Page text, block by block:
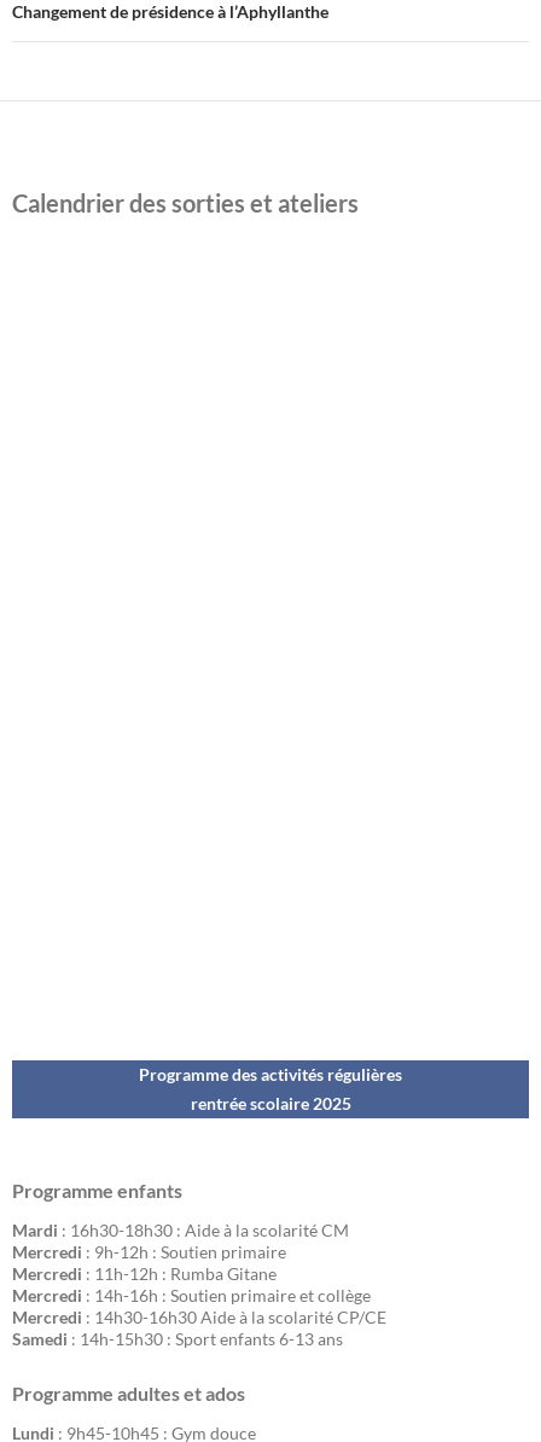
Changement de présidence à l’Aphyllanthe
Calendrier des sorties et ateliers
Programme des activités régulières
rentrée scolaire 2025
Programme enfants
Mardi : 16h30-18h30 : Aide à la scolarité CM
Mercredi : 9h-12h : Soutien primaire
Mercredi : 11h-12h : Rumba Gitane
Mercredi : 14h-16h : Soutien primaire et collège
Mercredi : 14h30-16h30 Aide à la scolarité CP/CE
Samedi : 14h-15h30 : Sport enfants 6-13 ans
Programme adultes et ados
Lundi : 9h45-10h45 : Gym douce